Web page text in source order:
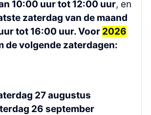
10:00 uur tot 12:00 uur, en
zaterdag van de maand
tot 16:00 uur. Voor 2026
de volgende zaterdagen:
27 augustus
26 september